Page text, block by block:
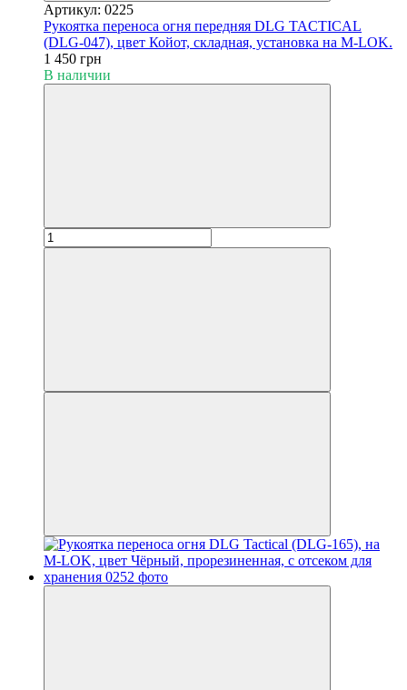
Артикул: 0225
Рукоятка переноса огня передняя DLG TACTICAL
(DLG-047), цвет Койот, складная, установка на M-LOK.
1 450 грн
В наличии